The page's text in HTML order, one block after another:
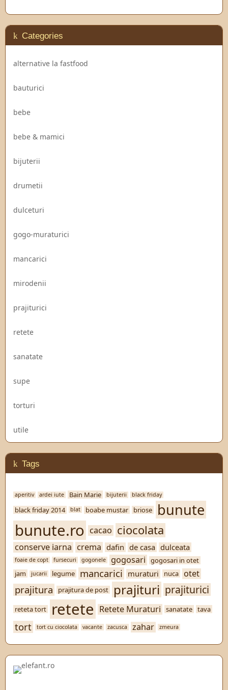
Categories
alternative la fastfood
bauturici
bebe
bebe & mamici
bijuterii
drumetii
dulceturi
gogo-muraturici
mancarici
mirodenii
prajiturici
retete
sanatate
supe
torturi
utile
Tags
aperitiv ardei iute Bain Marie bijuterii black friday
black friday 2014 blat boabe mustar briose bunute
bunute.ro cacao ciocolata
conserve iarna crema dafin de casa dulceata
foaie de copt fursecuri gogonele gogosari
gogosari in otet
jam
jucarii legume mancarici muraturi nuca otet
prajitura prajitura de post prajituri prajiturici
reteta tort retete Retete Muraturi sanatate tava
tort tort cu ciocolata vacante zacusca zahar zmeura